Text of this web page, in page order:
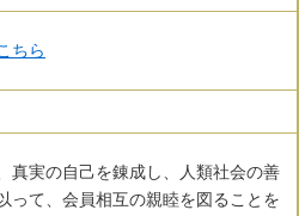
ちら
真実の自己を錬成し、人類社会の善
って、会員相互の親睦を図ることを